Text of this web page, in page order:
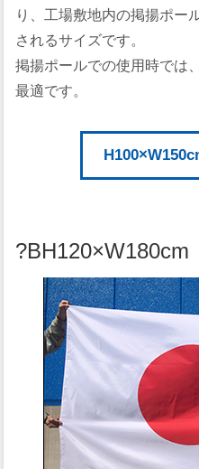
り、工場敷地内の掲揚ポー
されるサイズです。
掲揚ポールでの使用時では
最適です。
?BH120×W180cm